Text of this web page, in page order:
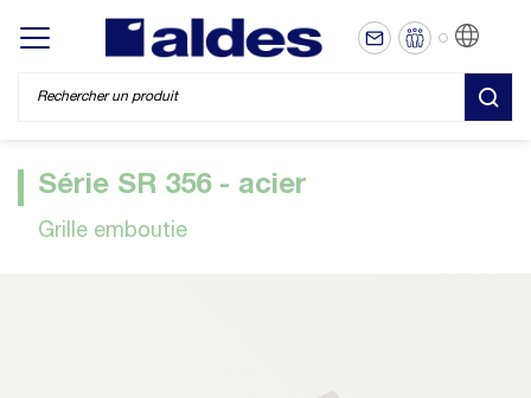
Display/hide main menu
Série SR 356 - acier
Grille emboutie